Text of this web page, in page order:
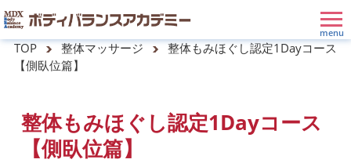
TOP 整体マッサージ
整体もみほぐし認定1Dayコース
【側臥位篇】
整体もみほぐし認定1Dayコース
【側臥位篇】